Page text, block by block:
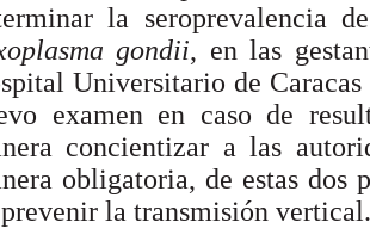
la seroprevalencia
gondii, en las
Universitario de
examen en caso de
concientizar a las
obligatoria, de estas dos
la transmisión vertical.